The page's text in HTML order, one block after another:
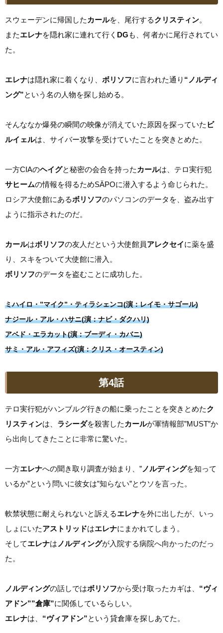
スウェーデンに帰国した カールを、尾行するクリスティン。
またエレナを隠れ家に連れて行く DGも、何者かに尾行されてい
た。
エレナは隠れ家に着くなり、 ボリソフに言われた通り “ノルディ
ング”という名の人物を探し始める。
そんななか爆発の瞬間の映像が消えていた原因を探っていた ビ
ルイェルは、サイバー攻撃を受けていたことを突きとめた。
一方CIAのヘイグと秘密の会合を持った カールは、テロ実行犯
サヒームの情報を得るためSÄPOに潜入するよう命じられた。
ロシア大使館にあるボリソフのパソコンのデータを、盗み出す
ように指示されたのだ。
カールはボリソフの友人だという大使館員アレクセイに薬を盛
り、スキをついて大使館に潜入。
ボリソフのデータを盗むことに成功した。
ミハイロ・”マイク”・ティラシェンコ(演：レイモ・サゴール)
ナジール・アル・ハサニ(演：ナビ・ダクハリ)
アベド・エラカット(演：ブーディ・カバニ)
サミ・アル・アフィズ(演：クリス・オースティン)
第4話
テロ実行犯がハンブルグ行きの船に乗ったことを突きとめたク
リスティンは、 ラシーダを殺害した カールが軍情報部”MUST”か
ら出向してきたことに非常に驚いた。
一方エレナへの聞き取り調査が始まり、” ノルディングを知って
いるか”という問いに彼女は”知らない”とウソを言った。
軟禁状態に耐えられないと訴えるエレナを外に出したが、いっ
しょにいたアストリッドはエレナにまかれてしまう。
そしてエレナは ノルディングが入院する病院へ向かったのだっ
た。
ノルディングの話しではボリソフから受け取ったカギは、 “ヴィ
アドン””倉庫”に関係しているらしい。
エレナは、 “ヴィアドン”という貸倉庫を探しあてた。